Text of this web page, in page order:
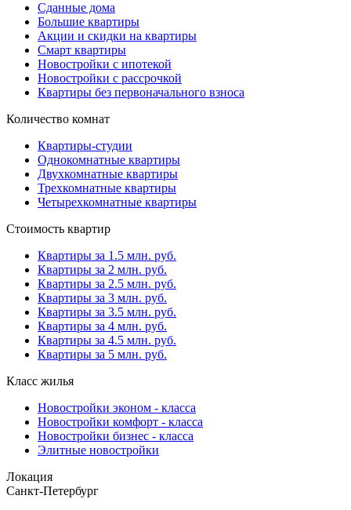
Сданные дома
Большие квартиры
Акции и скидки на квартиры
Смарт квартиры
Новостройки с ипотекой
Новостройки с рассрочкой
Квартиры без первоначального взноса
Количество комнат
Квартиры-студии
Однокомнатные квартиры
Двухкомнатные квартиры
Трехкомнатные квартиры
Четырехкомнатные квартиры
Стоимость квартир
Квартиры за 1.5 млн. руб.
Квартиры за 2 млн. руб.
Квартиры за 2.5 млн. руб.
Квартиры за 3 млн. руб.
Квартиры за 3.5 млн. руб.
Квартиры за 4 млн. руб.
Квартиры за 4.5 млн. руб.
Квартиры за 5 млн. руб.
Класс жилья
Новостройки эконом - класса
Новостройки комфорт - класса
Новостройки бизнес - класса
Элитные новостройки
Локация
Санкт-Петербург